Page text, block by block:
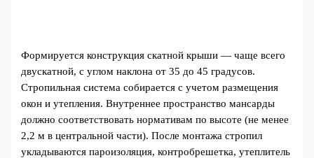
Формируется конструкция скатной крыши — чаще всего
двускатной, с углом наклона от 35 до 45 градусов.
Стропильная система собирается с учетом размещения
окон и утепления. Внутреннее пространство мансарды
должно соответствовать нормативам по высоте (не менее
2,2 м в центральной части). После монтажа стропил
укладываются пароизоляция, контробрешетка, утеплитель